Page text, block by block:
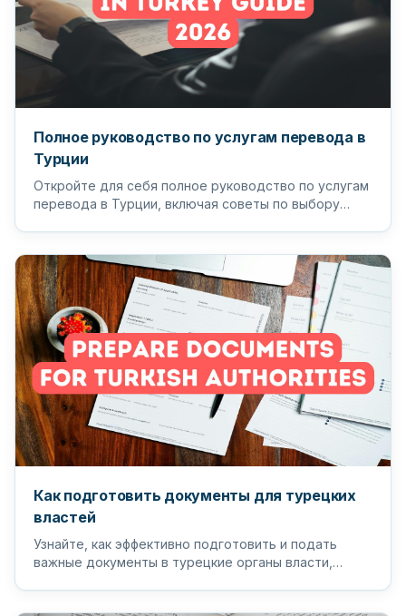
Полное руководство по услугам перевода в
Турции
Откройте для себя полное руководство по услугам
перевода в Турции, включая советы по выбору
Как подготовить документы для турецких
властей
Узнайте, как эффективно подготовить и подать
важные документы в турецкие органы власти,